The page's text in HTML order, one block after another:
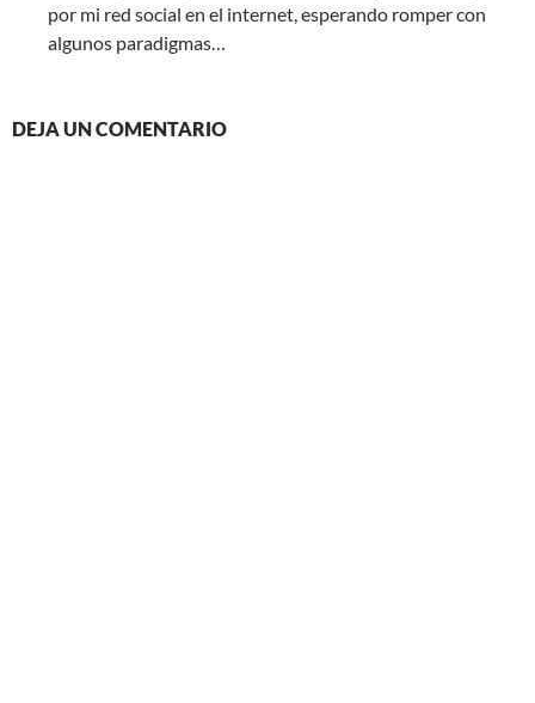
por mi red social en el internet, esperando romper con
algunos paradigmas…
DEJA UN COMENTARIO